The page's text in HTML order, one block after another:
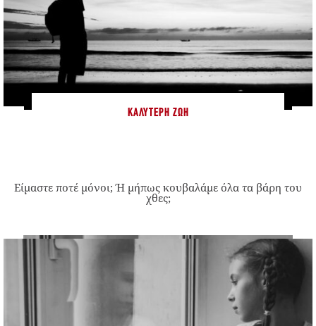
ΚΑΛΎΤΕΡΗ ΖΩΉ
Είμαστε ποτέ μόνοι; Ή μήπως κουβαλάμε όλα τα βάρη του
χθες;